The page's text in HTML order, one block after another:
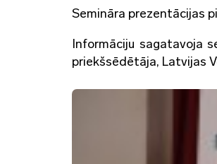
Semināra prezentācijas
Informāciju sagatavoja
priekšsēdētāja, Latvijas